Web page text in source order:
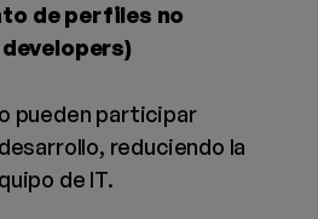
de perfiles no
pueden participar
reduciendo la
de IT.